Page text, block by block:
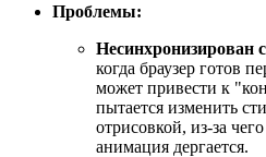
Проблемы:
Несинхронизирован
когда браузер готов
может привести к
пытается изменить
отрисовкой, из-за
анимация дергается.